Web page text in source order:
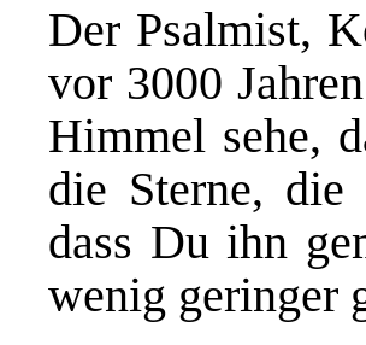
Der Psalmist,
vor 3000
Himmel sehe,
die Sterne,
dass Du ihn
wenig geringer